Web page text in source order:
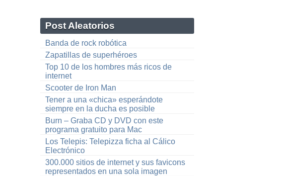
Post Aleatorios
Banda de rock robótica
Zapatillas de superhéroes
Top 10 de los hombres más ricos de
internet
Scooter de Iron Man
Tener a una «chica» esperándote
siempre en la ducha es posible
Burn – Graba CD y DVD con este
programa gratuito para Mac
Los Telepis: Telepizza ficha al Cálico
Electrónico
300.000 sitios de internet y sus favicons
representados en una sola imagen